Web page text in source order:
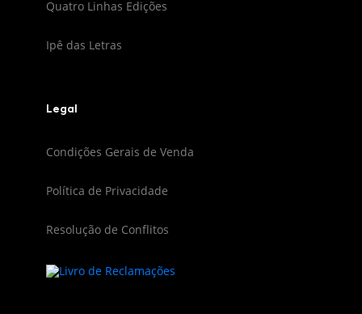
Quatro Linhas Edições
Ipê das Letras
Legal
Condições Gerais de Venda
Política de Privacidade
Resolução de Conflitos